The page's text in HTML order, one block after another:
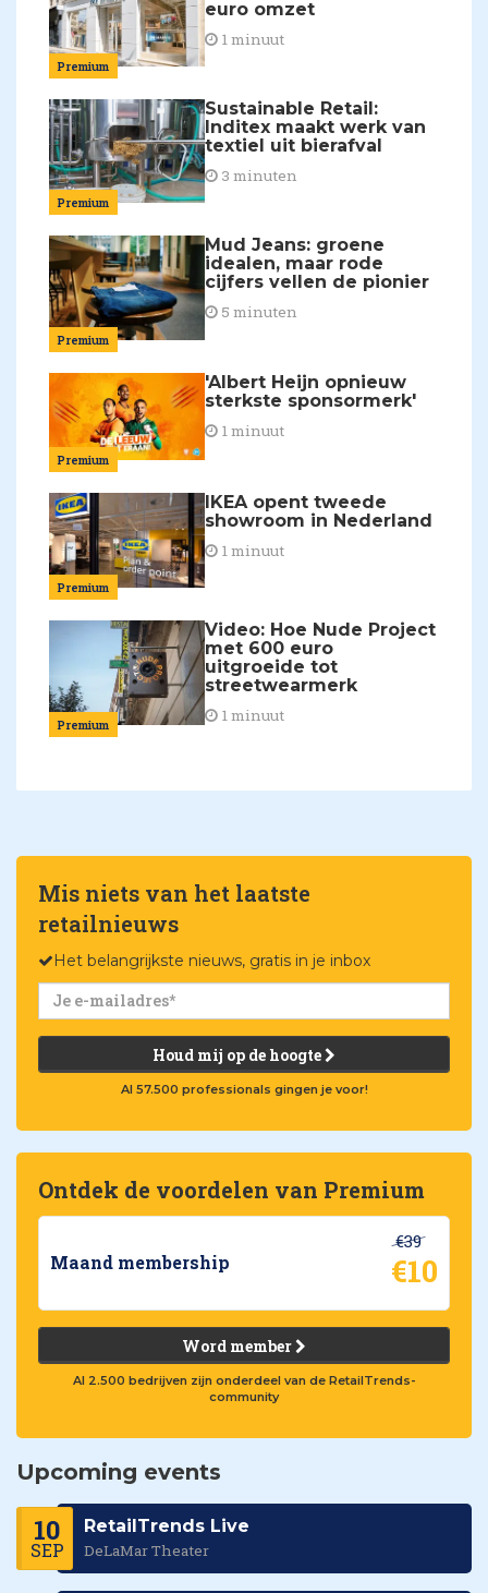
Premium
euro omzet
1 minuut
Premium
Sustainable Retail:
Inditex maakt werk van
textiel uit bierafval
3 minuten
Premium
Mud Jeans: groene
idealen, maar rode
cijfers vellen de pionier
5 minuten
Premium
'Albert Heijn opnieuw
sterkste sponsormerk'
1 minuut
Premium
IKEA opent tweede
showroom in Nederland
1 minuut
Premium
Video: Hoe Nude Project
met 600 euro
uitgroeide tot
streetwearmerk
1 minuut
Mis niets van het laatste
retailnieuws
Het belangrijkste nieuws, gratis in je inbox
Houd mij op de hoogte
Al 57.500 professionals gingen je voor!
Ontdek de voordelen van Premium
Maand membership
€39
€10
Word member
Al 2.500 bedrijven zijn onderdeel van de RetailTrends-
community
Upcoming events
10
SEP
RetailTrends Live
DeLaMar Theater